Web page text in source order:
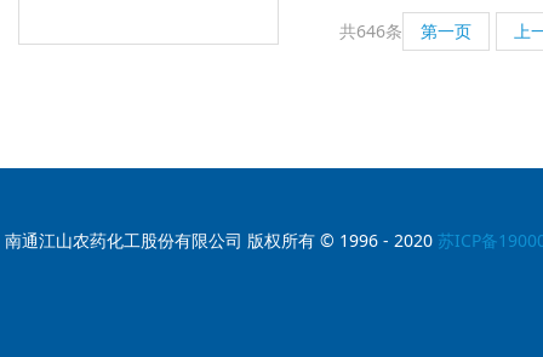
共646条 第一页 上
南通江山农药化工股份有限公司 版权所有 © 1996 - 2020 苏ICP备